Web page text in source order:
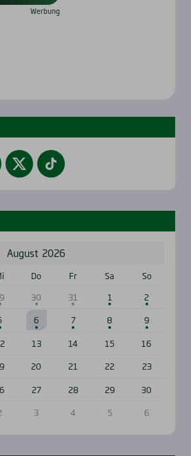
TwitterTikTok
August 2026
Do Fr Sa
So
30 31 1
2
6 7 8
9
13 14 15
16
20 21 22
23
27 28 29
30
3 4 5 6